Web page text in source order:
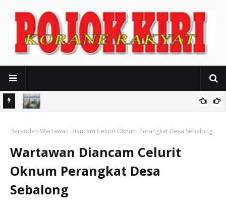
Keresahan Warga
Beranda Wartawan Diancam Celurit Oknum Perangkat Desa Sebalong
Wartawan Diancam Celurit
Oknum Perangkat Desa
Sebalong